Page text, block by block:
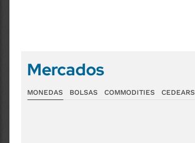
Mercados
MONEDAS BOLSAS COMMODITIES CEDEARS